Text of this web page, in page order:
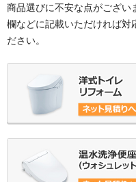
商品選びに不安な点がござい
欄などに記載いただければ対
ださい。